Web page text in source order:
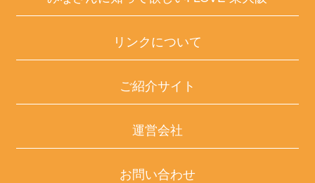
リンクについて
ご紹介サイト
運営会社
お問い合わせ